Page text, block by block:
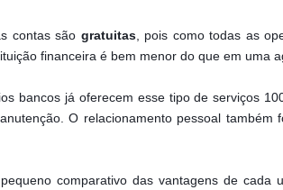
contas são gratuitas, pois como todas as
financeira é bem menor do que em uma
bancos já oferecem esse tipo de serviços
O relacionamento pessoal também
comparativo das vantagens de cada